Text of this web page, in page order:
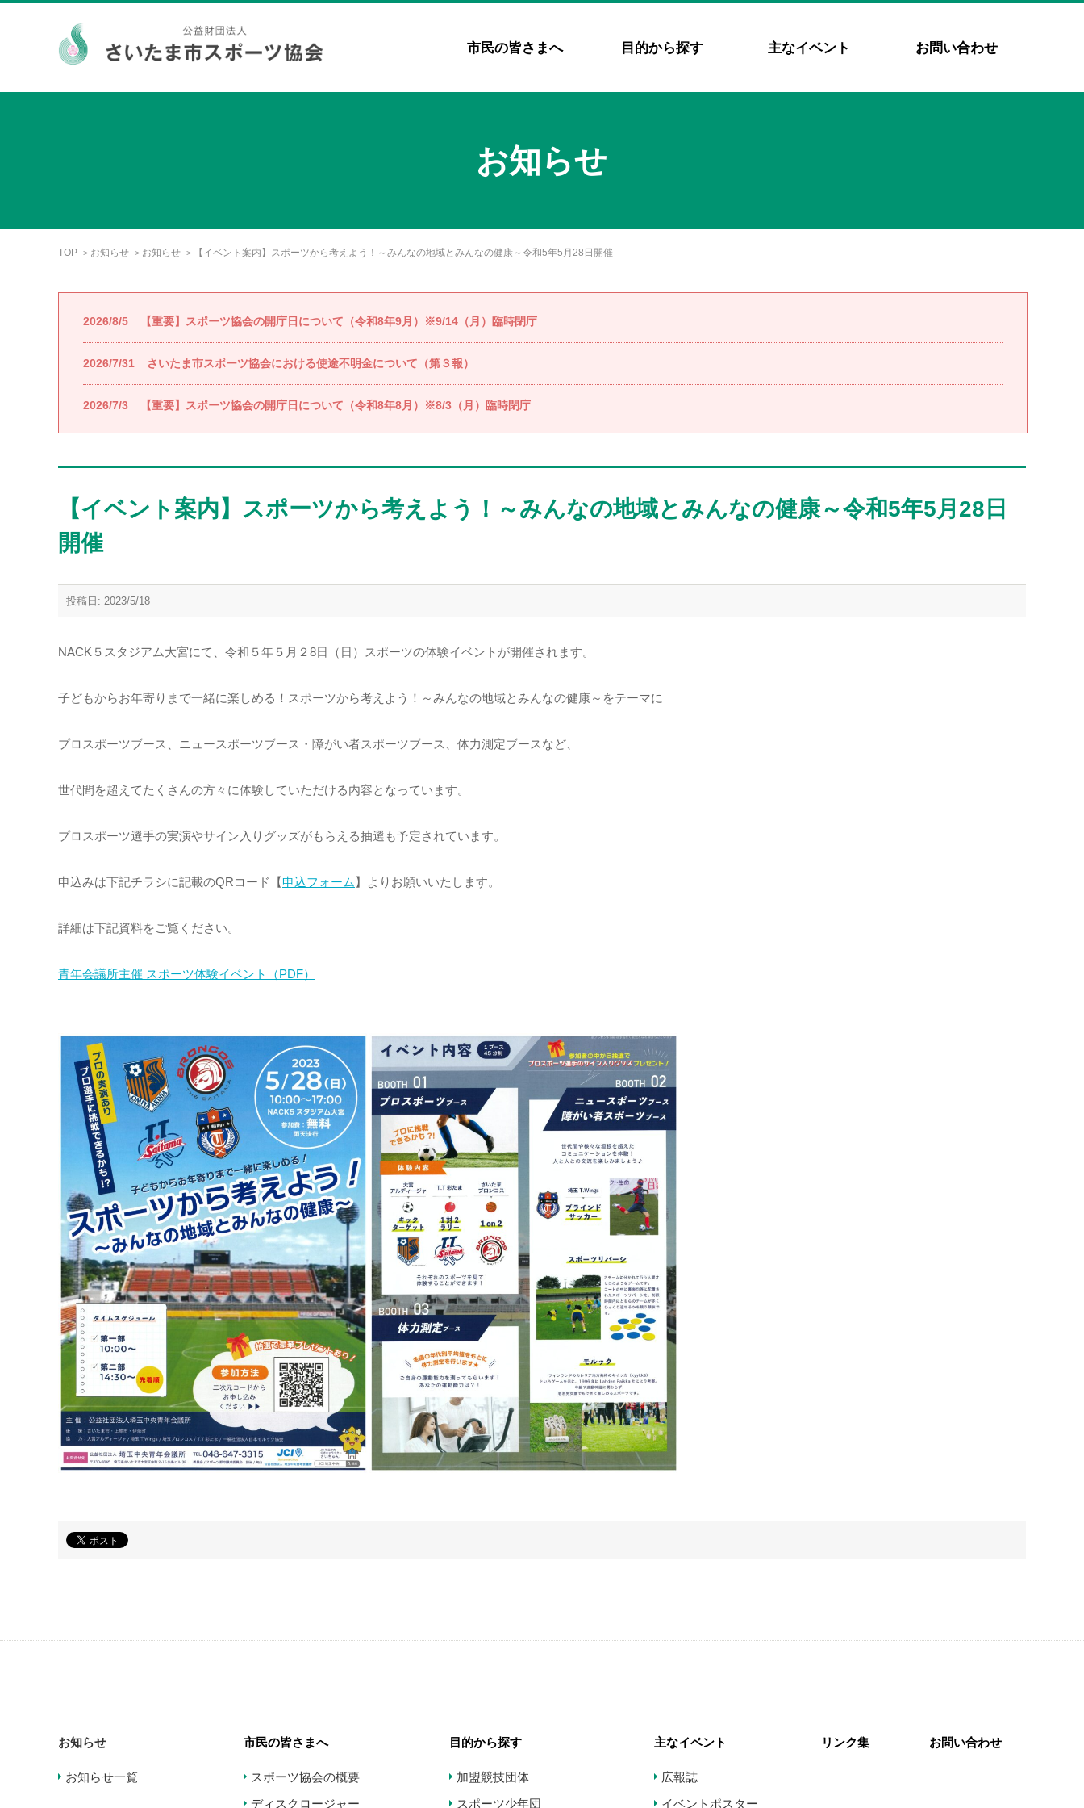
市民の皆さまへ 目的から探す 主なイベント お問い合わせ
お知らせ
TOP > お知らせ > お知らせ > 【イベント案内】スポーツから考えよう！～みんなの地域とみんなの健康～令和5年5月28日開催
2026/8/5 【重要】スポーツ協会の開庁日について（令和8年9月）※9/14（月）臨時閉庁
2026/7/31 さいたま市スポーツ協会における使途不明金について（第３報）
2026/7/3 【重要】スポーツ協会の開庁日について（令和8年8月）※8/3（月）臨時閉庁
【イベント案内】スポーツから考えよう！～みんなの地域とみんなの健康～令和5年5月28日
開催
投稿日: 2023/5/18
NACK５スタジアム大宮にて、令和５年５月２8日（日）スポーツの体験イベントが開催されます。
子どもからお年寄りまで一緒に楽しめる！スポーツから考えよう！～みんなの地域とみんなの健康～をテーマに
プロスポーツブース、ニュースポーツブース・障がい者スポーツブース、体力測定ブースなど、
世代間を超えてたくさんの方々に体験していただける内容となっています。
プロスポーツ選手の実演やサイン入りグッズがもらえる抽選も予定されています。
申込みは下記チラシに記載のQRコード【申込フォーム 】よりお願いいたします。
詳細は下記資料をご覧ください。
青年会議所主催 スポーツ体験イベント（PDF）
お知らせ
お知らせ一覧
市民の皆さまへ
スポーツ協会の概要
ディスクロージャー
目的から探す
加盟競技団体
スポーツ少年団
主なイベント
広報誌
イベントポスター
リンク集 お問い合わせ